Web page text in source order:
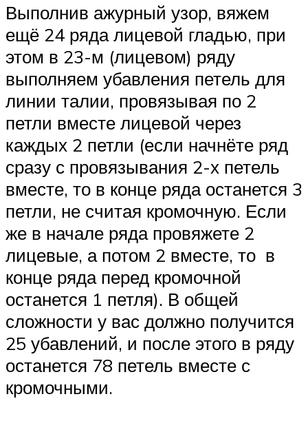
Выполнив ажурный узор, вяжем
ещё 24 ряда лицевой гладью, при
этом в 23-м (лицевом) ряду
выполняем убавления петель для
линии талии, провязывая по 2
петли вместе лицевой через
каждых 2 петли (если начнёте ряд
сразу с провязывания 2-х петель
вместе, то в конце ряда останется 3
петли, не считая кромочную. Если
же в начале ряда провяжете 2
лицевые, а потом 2 вместе, то в
конце ряда перед кромочной
останется 1 петля). В общей
сложности у вас должно получится
25 убавлений, и после этого в ряду
останется 78 петель вместе с
кромочными.